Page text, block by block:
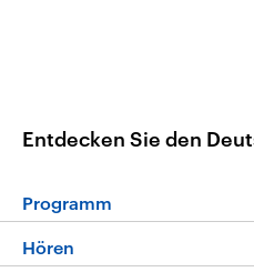
Entdecken Sie den
Programm
Programm
Hören